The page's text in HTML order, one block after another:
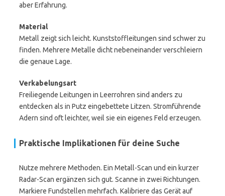
aber Erfahrung.
Material
Metall zeigt sich leicht. Kunststoffleitungen sind schwer zu
finden. Mehrere Metalle dicht nebeneinander verschleiern
die genaue Lage.
Verkabelungsart
Freiliegende Leitungen in Leerrohren sind anders zu
entdecken als in Putz eingebettete Litzen. Stromführende
Adern sind oft leichter, weil sie ein eigenes Feld erzeugen.
Praktische Implikationen für deine Suche
Nutze mehrere Methoden. Ein Metall-Scan und ein kurzer
Radar-Scan ergänzen sich gut. Scanne in zwei Richtungen.
Markiere Fundstellen mehrfach. Kalibriere das Gerät auf